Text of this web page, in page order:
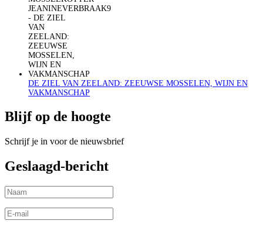
DE ZIEL VAN ZEELAND: ZEEUWSE MOSSELEN, WIJN EN
VAKMANSCHAP
Blijf op de hoogte
Schrijf je in voor de nieuwsbrief
Geslaagd-bericht